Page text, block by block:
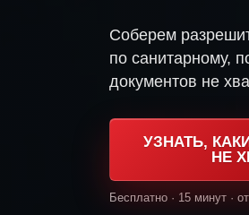
Соберем
по санитарному,
документов не
УЗНАТЬ,
НЕ
Бесплатно · 15 минут ·